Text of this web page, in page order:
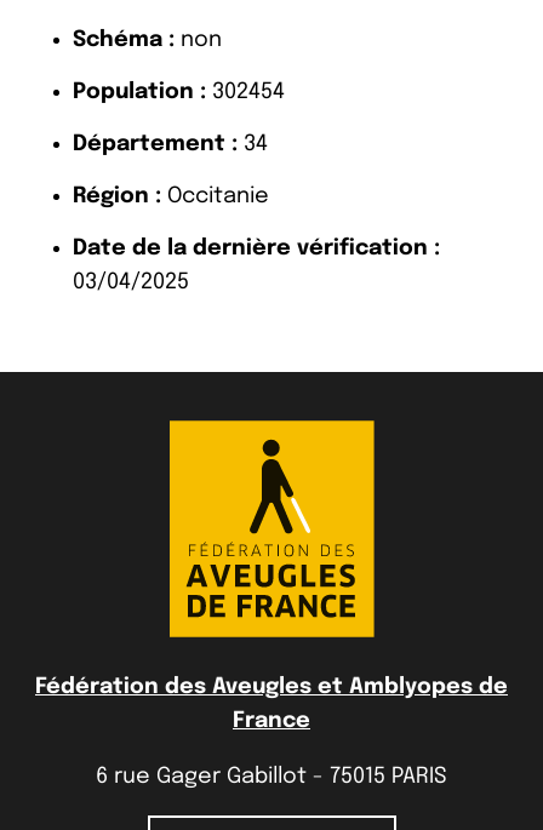
Schéma : non
Population : 302454
Département : 34
Région : Occitanie
Date de la dernière vérification :
03/04/2025
Fédération des Aveugles et Amblyopes de
France
6 rue Gager Gabillot - 75015 PARIS